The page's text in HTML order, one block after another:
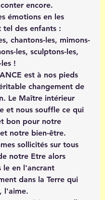
encore.
émotions en les
tel des enfants :
chantons-les, mimons-
les, sculptons-les,
!
est à nos pieds
changement de
Le Maître intérieur
et nous souffle ce qui
bon pour notre
notre bien-être.
sollicités sur tous
notre Etre alors
le en l'ancrant
dans la Terre qui
l'aime.